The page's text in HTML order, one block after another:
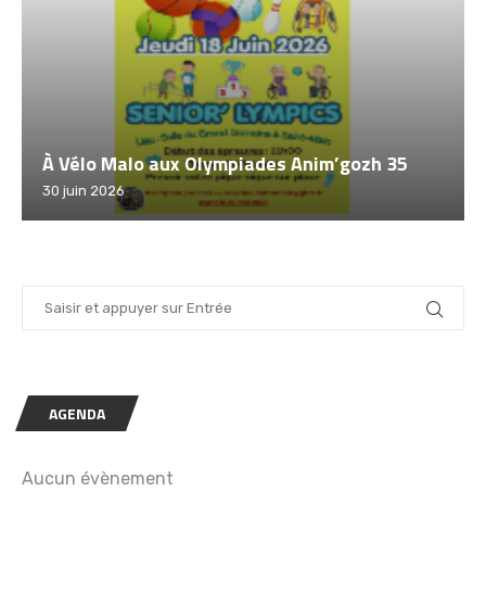
Challenge Tout à Vélo 2026 – Saint Malo
12 juin 2026
AGENDA
Aucun évènement